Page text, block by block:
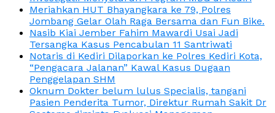
Meriahkan HUT Bhayangkara ke 79, Polres
Jombang Gelar Olah Raga Bersama dan Fun Bike.
Nasib Kiai Jember Fahim Mawardi Usai Jadi
Tersangka Kasus Pencabulan 11 Santriwati
Notaris di Kediri Dilaporkan ke Polres Kediri Kota,
“Pengacara Jalanan” Kawal Kasus Dugaan
Penggelapan SHM
Oknum Dokter belum lulus Specialis, tangani
Pasien Penderita Tumor, Direktur Rumah Sakit Dr